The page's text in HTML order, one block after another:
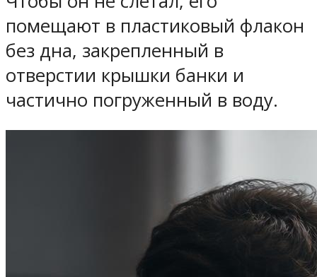
помещают в пластиковый флакон
без дна, закрепленный в
отверстии крышки банки и
частично погруженный в воду.